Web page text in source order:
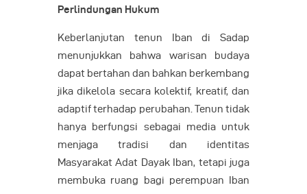
Perlindungan Hukum
Keberlanjutan tenun Iban di Sadap
menunjukkan bahwa warisan budaya
dapat bertahan dan bahkan berkembang
jika dikelola secara kolektif, kreatif, dan
adaptif terhadap perubahan. Tenun tidak
hanya berfungsi sebagai media untuk
menjaga tradisi dan identitas
Masyarakat Adat Dayak Iban, tetapi juga
membuka ruang bagi perempuan Iban